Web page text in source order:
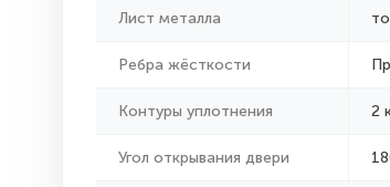
Лист металла
Ребра жёсткости
Контуры уплотнения 2
Угол открывания двери